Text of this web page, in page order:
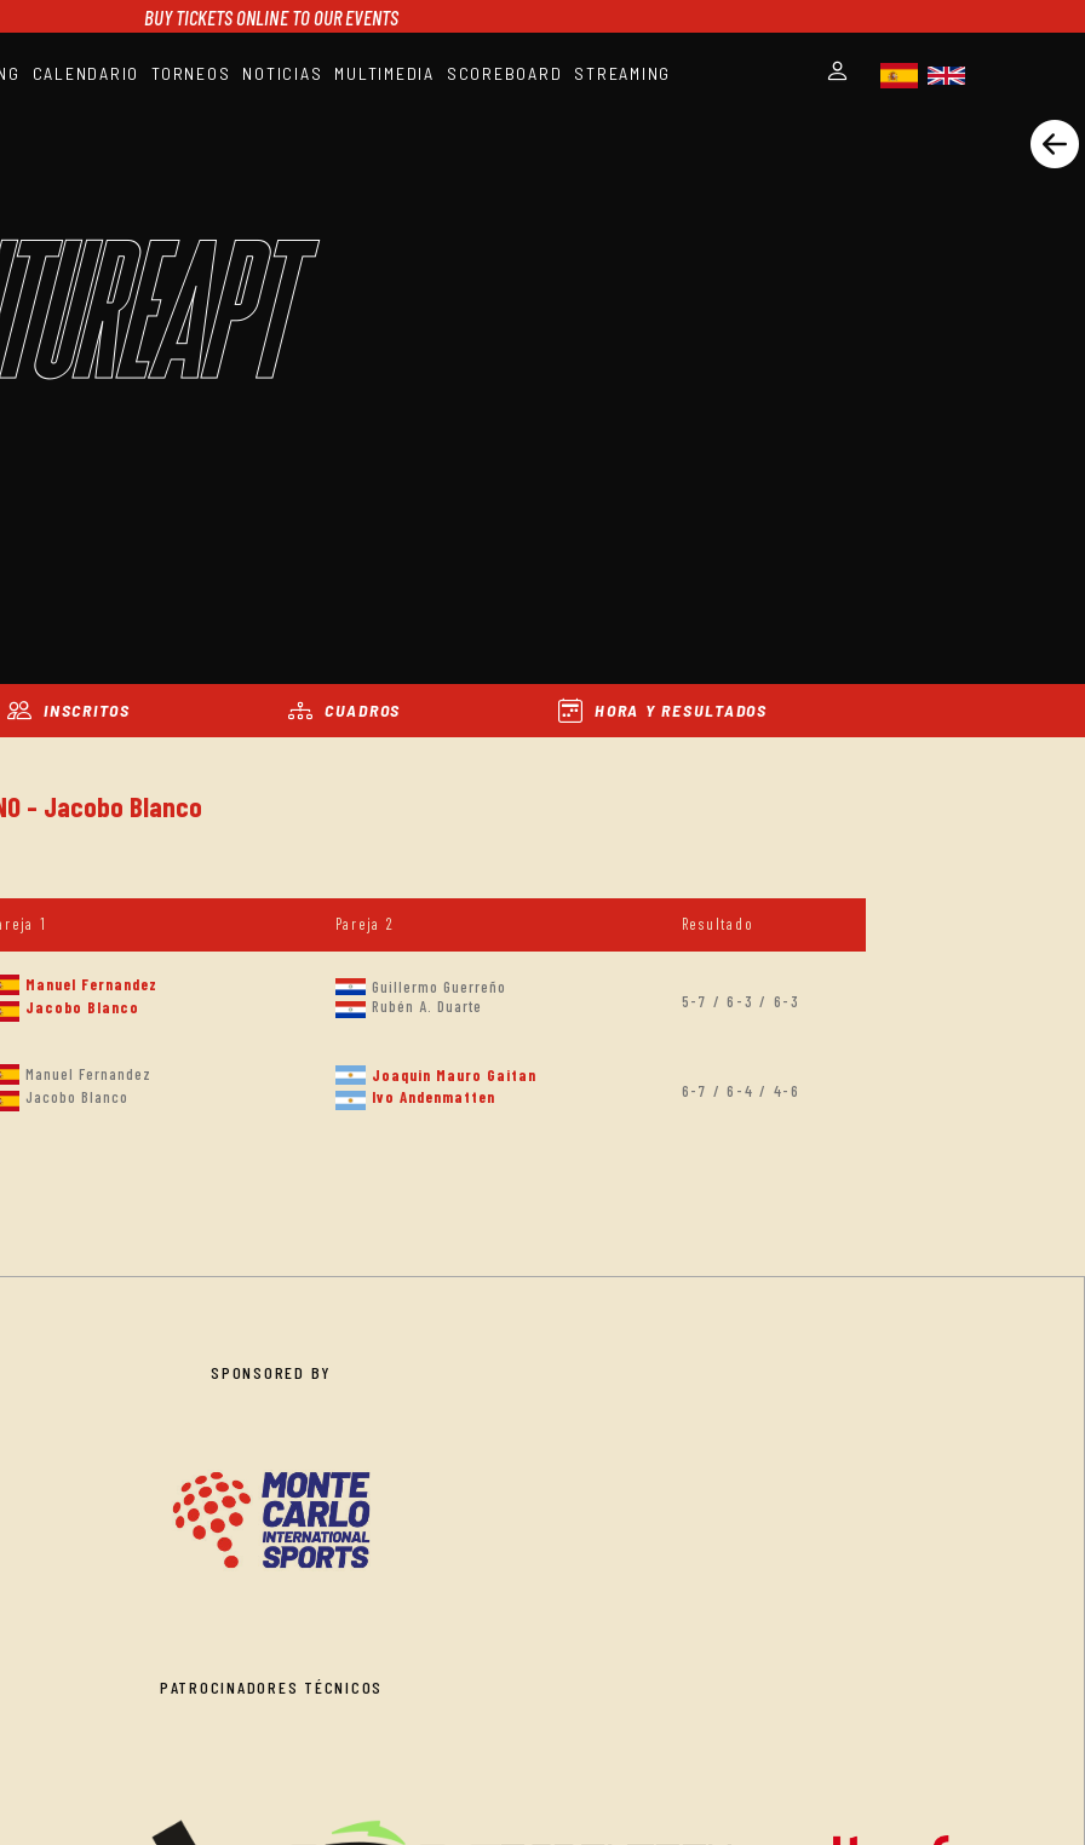
BUY TICKETS ONLINE TO OUR EVENTS
CALENDARIO TORNEOS NOTICIAS MULTIMEDIA SCOREBOARD STREAMING
SCOREBOARD
STREAMING
INSCRITOS CUADROS HORA Y RESULTADOS
- Jacobo Blanco
1 Pareja 2 Resultado
Manuel Fernandez
Jacobo Blanco
Guillermo Guerreño
Rubén A. Duarte
5-7 / 6-3 / 6-3
Manuel Fernandez
Jacobo Blanco
Joaquin Mauro Gaitan
Ivo Andenmatten
6-7 / 6-4 / 4-6
SPONSORED BY
PATROCINADORES TÉCNICOS